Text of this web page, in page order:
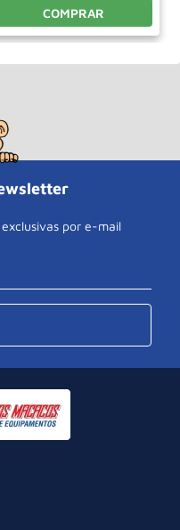
COMPRAR
exclusivas por e-mail